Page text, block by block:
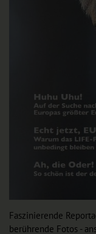
Faszinierende
berührende Fotos -